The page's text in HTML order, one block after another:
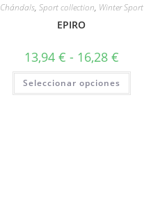
Chándals, Sport collection, Winter Sport
EPIRO
13,94 € - 16,28 €
Seleccionar opciones